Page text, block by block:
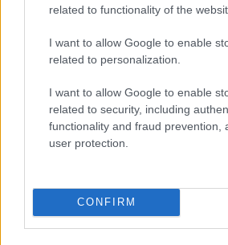
related to functionality of the
I want to allow Google to enable
related to personalization.
I want to allow Google to enable
related to security, including
functionality and fraud prevention,
user protection.
CONFIRM
Πολιτική Προστασία:
επικίνδυνο κοκτέιλ καύσωνα